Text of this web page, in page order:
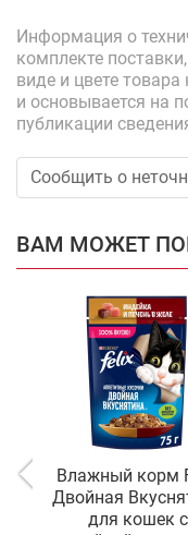
Информация о
комплекте
виде и цвете
и основывается на
публикации
Сообщить о
ВАМ МОЖЕТ
Влажный корм
Двойная
для кошек с